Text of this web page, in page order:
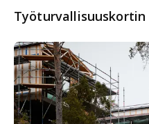
Työturvallisuuskortin